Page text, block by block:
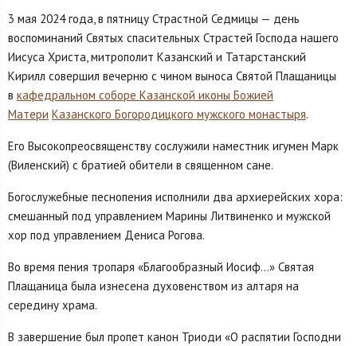
3 мая 2024 года, в пятницу Страстной Седмицы — день
воспоминаний Святых спасительных Страстей Господа нашего
Иисуса Христа, митрополит Казанский и Татарстанский
Кирилл совершил вечерню с чином выноса Святой Плащаницы
в кафедральном соборе Казанской иконы Божией
Матери Казанского Богородицкого мужского монастыря.
Его Высокопреосвященству сослужили наместник игумен Марк
(Виленский) с братией обители в священном сане.
Богослужебные песнопения исполнили два архиерейских хора:
смешанный под управлением Марины Литвиненко и мужской
хор под управлением Дениса Рогова.
Во время пения тропаря «Благообразный Иосиф…» Святая
Плащаница была изнесена духовенством из алтаря на
середину храма.
В завершение был пропет канон Триоди «О распятии Господни